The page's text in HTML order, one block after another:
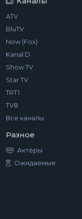
ATV
BluTV
Now (Fox)
Kanal D
Show TV
Star TV
TRT1
TV8
Все каналы
Разное
Актёры
Ожидаемые